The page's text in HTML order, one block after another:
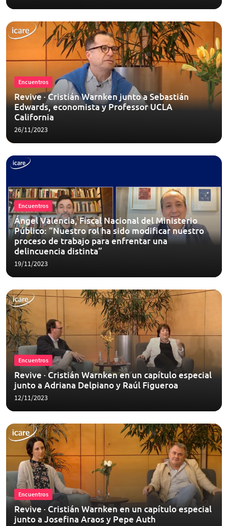
Encuentros
Revive · Cristián Warnken junto a Sebastián
Edwards, economista y Professor UCLA
California
26/11/2023
Encuentros
Ángel Valencia, Fiscal Nacional del Ministerio
Público: “Nuestro rol ha sido modificar nuestro
proceso de trabajo para enfrentar una
delincuencia distinta”
19/11/2023
Encuentros
Revive · Cristián Warnken en un capítulo especial
junto a Adriana Delpiano y Raúl Figueroa
12/11/2023
Encuentros
Revive · Cristián Warnken en un capítulo especial
junto a Josefina Araos y Pepe Auth